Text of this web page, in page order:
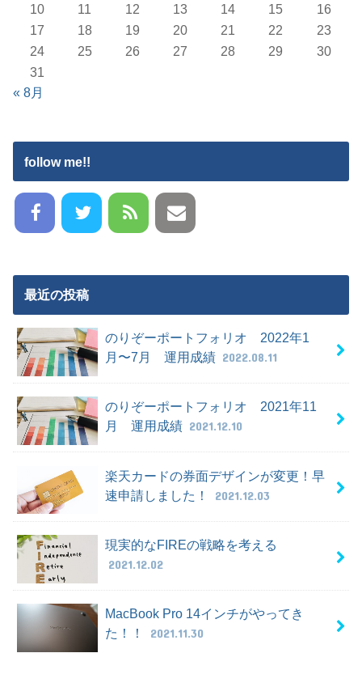
10
11 12 13 14 15
16
17
18 19 20 21 22
23
24
25 26 27 28 29
30
31
« 8月
follow me!!
最近の投稿
のりぞーポートフォリオ 2022年1
月〜7月 運用成績 2022.08.11
のりぞーポートフォリオ 2021年11
月 運用成績 2021.12.10
楽天カードの券面デザインが変更！早
速申請しました！
2021.12.03
現実的なFIREの戦略を考える
2021.12.02
MacBook Pro 14インチがやってき
た！！
2021.11.30